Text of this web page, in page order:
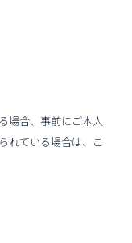
場合、事前にご本人
れている場合は、こ